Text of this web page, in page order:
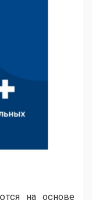
на основе